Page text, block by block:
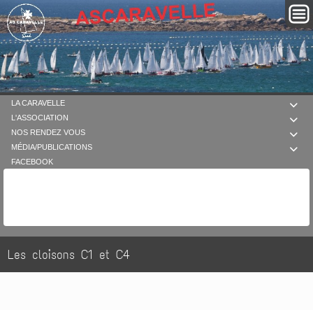

LA CARAVELLE

L'ASSOCIATION

NOS RENDEZ VOUS

MÉDIA/PUBLICATIONS
FACEBOOK
Les cloisons C1 et C4